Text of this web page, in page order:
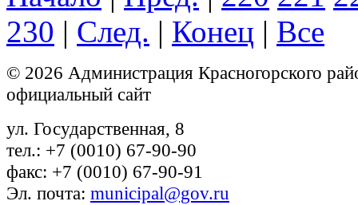
230 | След. | Конец | Все
© 2026 Администрация Красногорского
официальный сайт
ул. Государственная, 8
тел.: +7 (0010) 67-90-90
факс: +7 (0010) 67-90-91
Эл. почта: municipal@gov.ru